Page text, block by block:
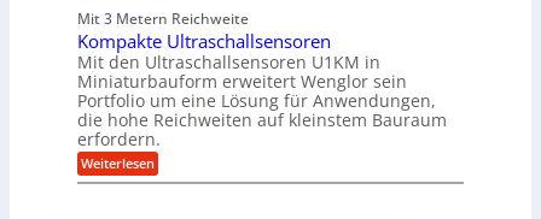
t
e
r
e
n
t
w
i
c
k
e
-
u
g
e
l
a
g
e
r
e
t
U
m
s
a
t
z
k
n
s
c
h
i
n
e
n
b
a
u
Mit 3 Metern Reichweite
Kompakte Ultraschallsensoren
Mit den Ultraschallsensoren U1KM in
Miniaturbauform erweitert Wenglor sein
Portfolio um eine Lösung für Anwendungen,
die hohe Reichweiten auf kleinstem Bauraum
erfordern.
Weiterlesen:
K